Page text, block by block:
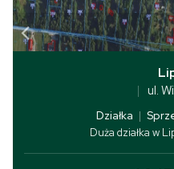
ul.
Działka |
Duża działka w